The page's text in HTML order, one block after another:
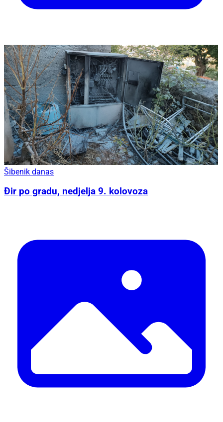
Šibenik danas
Đir po gradu, nedjelja 9. kolovoza